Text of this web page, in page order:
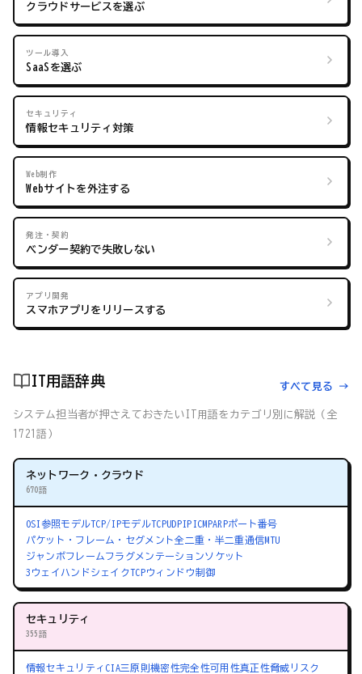
クラウドサービスを選ぶ
ツール導入
SaaSを選ぶ
セキュリティ
情報セキュリティ対策
Web制作
Webサイトを外注する
発注・契約
ベンダー契約で失敗しない
アプリ開発
スマホアプリをリリースする
IT用語辞典 すべて見る →
システム担当者が押さえておきたいIT用語をカテゴリ別に解説（全
1721語）
ネットワーク・クラウド
670語
OSI参照モデルTCP/IPモデルTCPUDPIPICMPARPポート番号
パケット・フレーム・セグメント全二重・半二重通信MTU
ジャンボフレーム フラグメンテーションソケット
3ウェイハンドシェイクTCPウィンドウ制御
セキュリティ
355語
情報セキュリティ CIA三原則機密性完全性可用性真正性脅威 リスク